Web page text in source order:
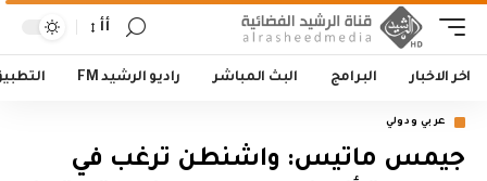
أأ
اخر الاخبار البرامج البث المباشر راديو الرشيد FM
عربي ودولي
جيمس ماتيس: واشنطن ترغب في